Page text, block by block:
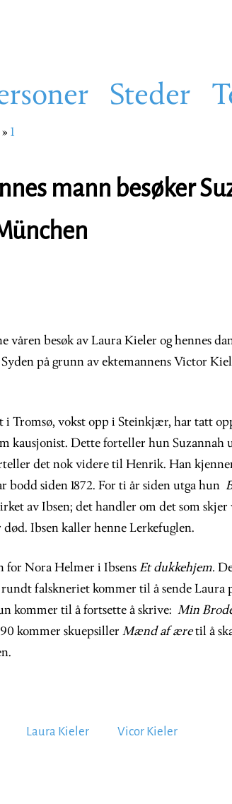
Steder
1
mann besøker
våren besøk av Laura Kieler og hennes
på grunn av ektemannens Victor
i Tromsø, vokst opp i Steinkjær, har tatt
kausjonist. Dette forteller hun Suzannah
det nok videre til Henrik. Han
siden 1872. For ti år siden utga hun
av Ibsen; det handler om det som skjer
Ibsen kaller henne Lerkefuglen.
for Nora Helmer i Ibsens Et dukkehjem.
falskneriet kommer til å sende Laura
kommer til å fortsette å skrive: Min
kommer skuepsiller Mænd af æretil å
Laura Kieler Vicor Kieler